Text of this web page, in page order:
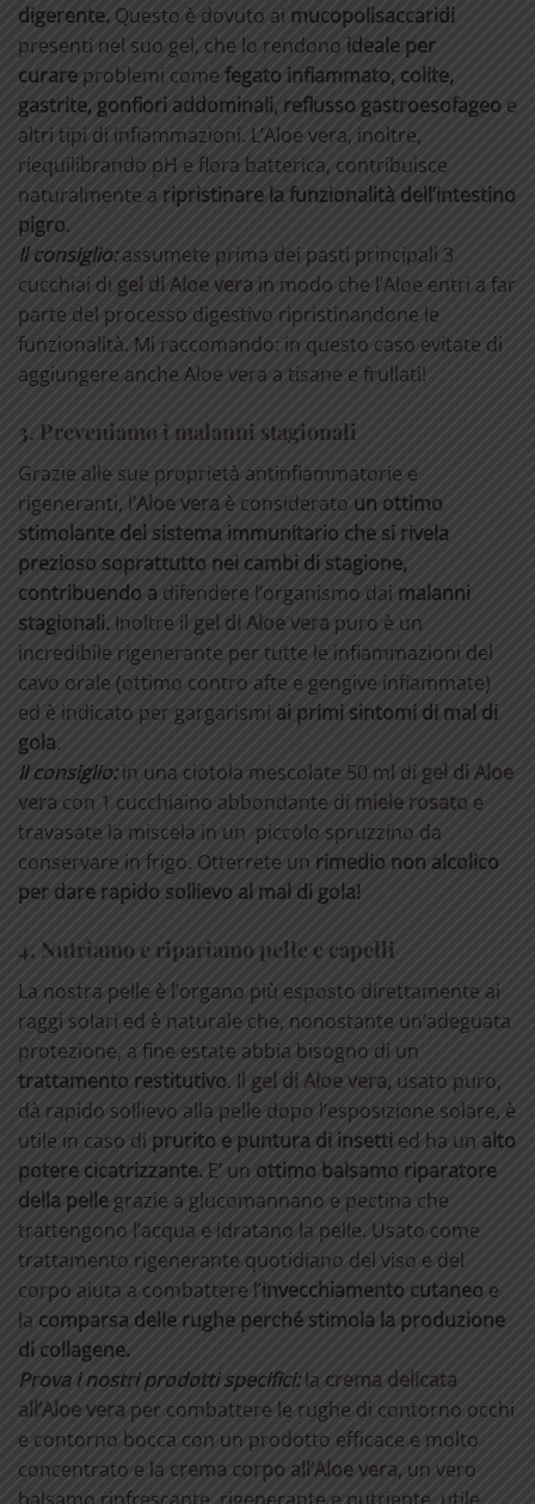
digerente. Questo è dovuto ai mucopolisaccaridi
presenti nel suo gel, che lo rendono ideale per
curare problemi come fegato infiammato, colite,
gastrite, gonfiori addominali, reflusso gastroesofageo e
altri tipi di infiammazioni. L’Aloe vera, inoltre,
riequilibrando pH e flora batterica, contribuisce
naturalmente a ripristinare la funzionalità dell’intestino
pigro.
Il consiglio: assumete prima dei pasti principali 3
cucchiai di gel di Aloe vera in modo che l’Aloe entri a far
parte del processo digestivo ripristinandone le
funzionalità. Mi raccomando: in questo caso evitate di
aggiungere anche Aloe vera a tisane e frullati!
3. Preveniamo i malanni stagionali
Grazie alle sue proprietà antinfiammatorie e
rigeneranti, l’Aloe vera è considerato un ottimo
stimolante del sistema immunitario che si rivela
prezioso soprattutto nei cambi di stagione,
contribuendo a difendere l’organismo dai malanni
stagionali. Inoltre il gel di Aloe vera puro è un
incredibile rigenerante per tutte le infiammazioni del
cavo orale (ottimo contro afte e gengive infiammate)
ed è indicato per gargarismi ai primi sintomi di mal di
gola.
Il consiglio:in una ciotola mescolate 50 ml di gel di Aloe
vera con 1 cucchiaino abbondante di miele rosato e
travasate la miscela in un piccolo spruzzino da
conservare in frigo. Otterrete un rimedio non alcolico
per dare rapido sollievo al mal di gola!
4. Nutriamo e ripariamo pelle e capelli
La nostra pelle è l’organo più esposto direttamente ai
raggi solari ed è naturale che, nonostante un’adeguata
protezione, a fine estate abbia bisogno di un
trattamento restitutivo. Il gel di Aloe vera, usato puro,
dà rapido sollievo alla pelle dopo l’esposizione solare, è
utile in caso di prurito e puntura di insetti ed ha un alto
potere cicatrizzante. E’ un ottimo balsamo riparatore
della pelle grazie a glucomannano e pectina che
trattengono l’acqua e idratano la pelle. Usato come
trattamento rigenerante quotidiano del viso e del
corpo aiuta a combattere l’invecchiamento cutaneo e
la comparsa delle rughe perché stimola la produzione
di collagene.
Prova i nostri prodotti specifici:la crema delicata
all’Aloe vera per combattere le rughe di contorno occhi
e contorno bocca con un prodotto efficace e molto
concentrato e la crema corpo all’Aloe vera, un vero
balsamo rinfrescante, rigenerante e nutriente, utile